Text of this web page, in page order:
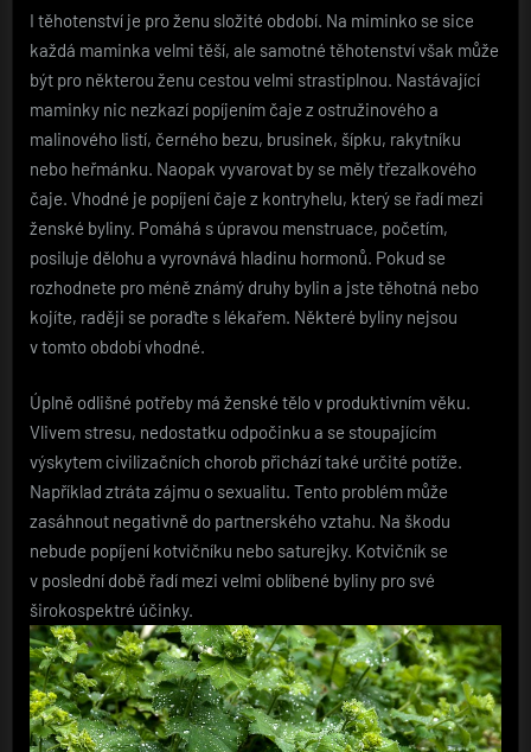
I těhotenství je pro ženu složité období. Na miminko se sice
každá maminka velmi těší, ale samotné těhotenství však může
být pro některou ženu cestou velmi strastiplnou. Nastávající
maminky nic nezkazí popíjením čaje z ostružinového a
malinového listí, černého bezu, brusinek, šípku, rakytníku
nebo heřmánku. Naopak vyvarovat by se měly třezalkového
čaje. Vhodné je popíjení čaje z kontryhelu, který se řadí mezi
ženské byliny. Pomáhá s úpravou menstruace, početím,
posiluje dělohu a vyrovnává hladinu hormonů. Pokud se
rozhodnete pro méně známý druhy bylin a jste těhotná nebo
kojíte, raději se poraďte s lékařem. Některé byliny nejsou
v tomto období vhodné.
Úplně odlišné potřeby má ženské tělo v produktivním věku.
Vlivem stresu, nedostatku odpočinku a se stoupajícím
výskytem civilizačních chorob přichází také určité potíže.
Například ztráta zájmu o sexualitu. Tento problém může
zasáhnout negativně do partnerského vztahu. Na škodu
nebude popíjení kotvičníku nebo saturejky. Kotvičník se
v poslední době řadí mezi velmi oblíbené byliny pro své
širokospektré účinky.